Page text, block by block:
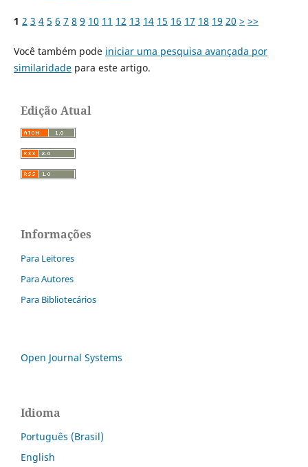
1 2 3 4 5 6 7 8 9 10 11 12 13 14 15 16 17 18 19 20 > >>
Você também pode iniciar uma pesquisa avançada por
similaridadepara este artigo.
Edição Atual
Informações
Para Leitores
Para Autores
Para Bibliotecários
Open Journal Systems
Idioma
Português (Brasil)
English